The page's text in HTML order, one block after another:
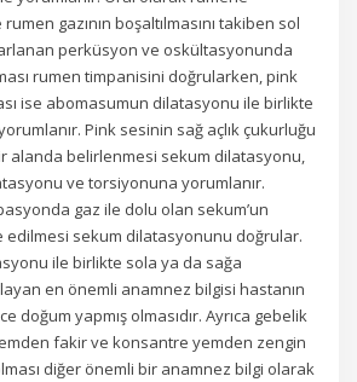
gazının boşaltılmasını takiben sol
perküsyon ve oskültasyonunda
rumen timpanisini doğrularken, pink
ise abomasumun dilatasyonu ile birlikte
Pink sesinin sağ açlık çukurluğu
alanda belirlenmesi sekum dilatasyonu,
ve torsiyonuna yorumlanır.
gaz ile dolu olan sekum’un
edilmesi sekum dilatasyonunu doğrular.
ile birlikte sola ya da sağa
en önemli anamnez bilgisi hastanın
doğum yapmış olmasıdır. Ayrıca gebelik
fakir ve konsantre yemden zengin
diğer önemli bir anamnez bilgi olarak